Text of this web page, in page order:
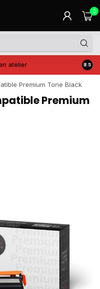
0
atelier Prix
8.5
Premium Tone Black
Premium